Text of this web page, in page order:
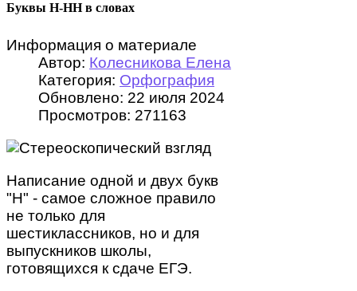
Буквы Н-НН в словах
Информация о материале
Автор: Колесникова Елена
Категория: Орфография
Обновлено: 22 июля 2024
Просмотров: 271163
Написание одной и двух букв
"Н" - самое сложное правило
не только для
шестиклассников, но и для
выпускников школы,
готовящихся к сдаче ЕГЭ.